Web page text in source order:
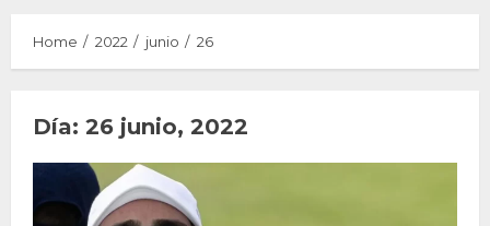
Home 2022 junio 26
Día: 26 junio, 2022